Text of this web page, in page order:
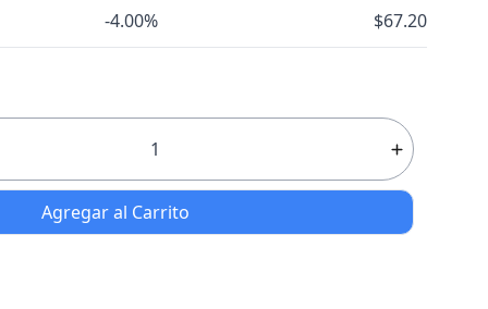
-4.00% $67.20
Agregar al Carrito